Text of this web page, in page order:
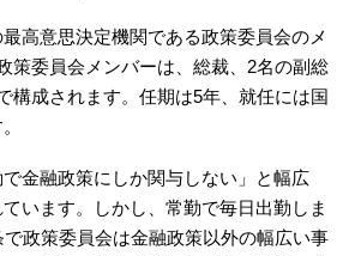
高意思決定機関である政策委員会のメ
策委員会メンバーは、総裁、2名の副総
構成されます。任期は5年、就任には国
金融政策にしか関与しない」と幅広
います。しかし、常勤で毎日出勤しま
政策委員会は金融政策以外の幅広い事